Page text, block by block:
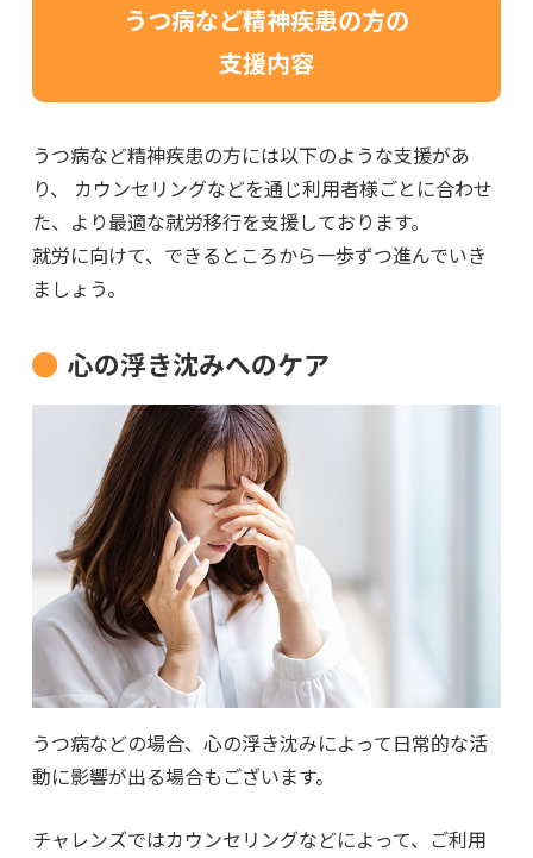
うつ病など精神疾患の方の
支援内容
うつ病など精神疾患の方には以下のような支援があ
り、
カウンセリングなどを通じ利用者様ごとに合わせ
た、より最適な就労移行を支援しております。
就労に向けて、できるところから一歩ずつ進んでいき
ましょう。
心の浮き沈みへのケア
うつ病などの場合、心の浮き沈みによって日常的な活
動に影響が出る場合もございます。
チャレンズではカウンセリングなどによって、ご利用